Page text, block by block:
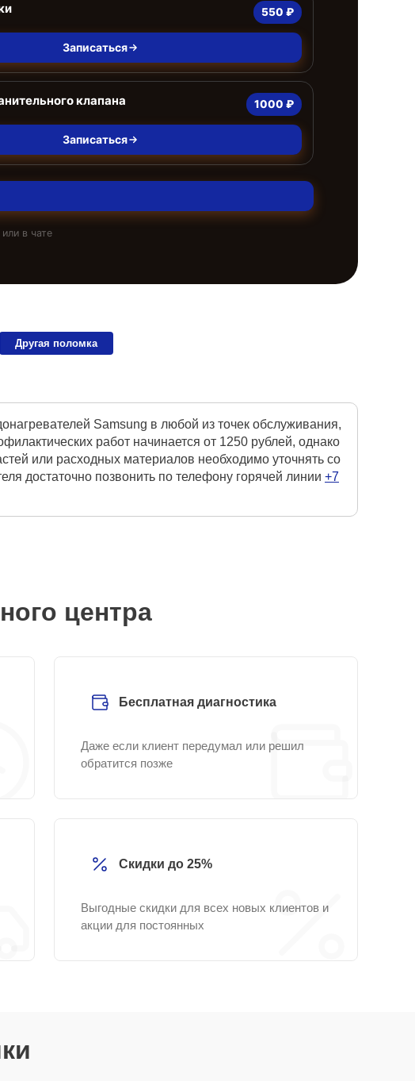
550 ₽
Записаться
клапана 1000 ₽
Записаться
в чате
Другая поломка
Samsung в любой из точек обслуживания,
работ начинается от 1250 рублей, однако
или расходных материалов необходимо уточнять со
достаточно позвонить по телефону горячей линии +7
центра
Бесплатная диагностика
Даже если клиент передумал или решил
обратится позже
Скидки до 25%
Выгодные скидки для всех новых клиентов и
акции для постоянных